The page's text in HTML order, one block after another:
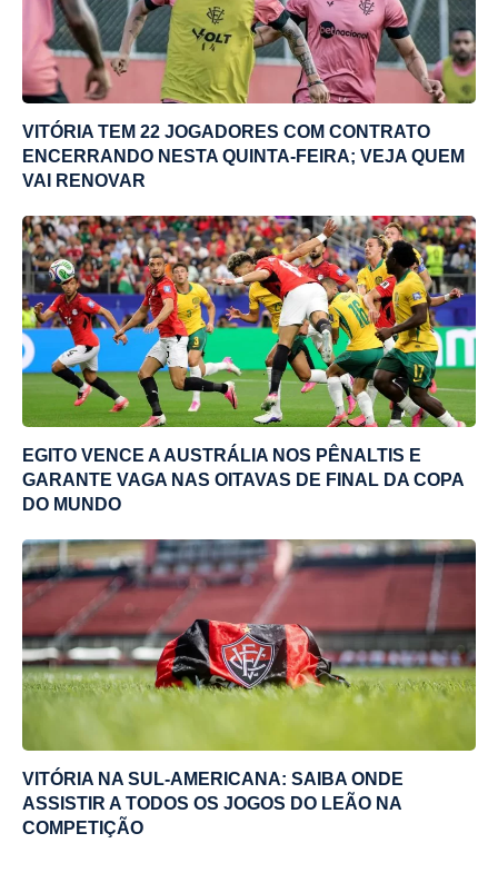
VITÓRIA TEM 22 JOGADORES COM CONTRATO
ENCERRANDO NESTA QUINTA-FEIRA; VEJA QUEM
VAI RENOVAR
EGITO VENCE A AUSTRÁLIA NOS PÊNALTIS E
GARANTE VAGA NAS OITAVAS DE FINAL DA COPA
DO MUNDO
VITÓRIA NA SUL-AMERICANA: SAIBA ONDE
ASSISTIR A TODOS OS JOGOS DO LEÃO NA
COMPETIÇÃO